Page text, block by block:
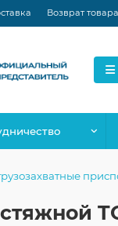
Возврат товара